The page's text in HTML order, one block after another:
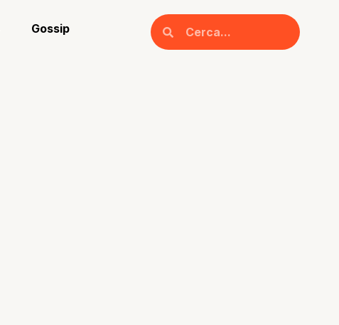
Gossip